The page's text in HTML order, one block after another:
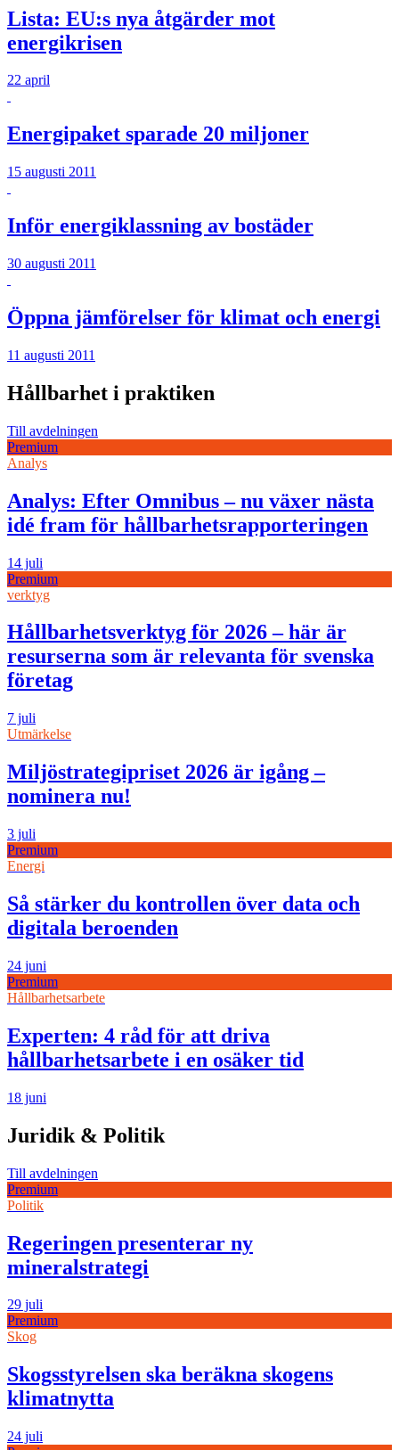
Lista: EU:s nya åtgärder mot
energikrisen
22 april
Energipaket sparade 20 miljoner
15 augusti 2011
Inför energiklassning av bostäder
30 augusti 2011
Öppna jämförelser för klimat och energi
11 augusti 2011
Hållbarhet i praktiken
Till avdelningen
Premium
Analys
Analys: Efter Omnibus – nu växer nästa
idé fram för hållbarhetsrapporteringen
14 juli
Premium
verktyg
Hållbarhetsverktyg för 2026 – här är
resurserna som är relevanta för svenska
företag
7 juli
Utmärkelse
Miljöstrategipriset 2026 är igång –
nominera nu!
3 juli
Premium
Energi
Så stärker du kontrollen över data och
digitala beroenden
24 juni
Premium
Hållbarhetsarbete
Experten: 4 råd för att driva
hållbarhetsarbete i en osäker tid
18 juni
Juridik & Politik
Till avdelningen
Premium
Politik
Regeringen presenterar ny
mineralstrategi
29 juli
Premium
Skog
Skogsstyrelsen ska beräkna skogens
klimatnytta
24 juli